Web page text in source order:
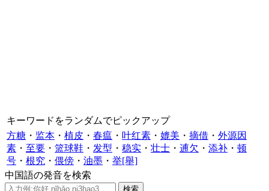
キーワードをランダムでピックアップ
方糖 ・ 监本 ・ 植皮 ・ 春瘟 ・ 叶红素 ・ 媲美 ・ 摘借 ・ 外源因
素 ・ 至要 ・ 篮球鞋 ・ 发型 ・ 稳实 ・ 壮士 ・ 逋欠 ・ 添补 ・ 顿
号 ・ 根究 ・ 偎傍 ・ 油墨 ・ 举[舉]
中国語の発音を検索